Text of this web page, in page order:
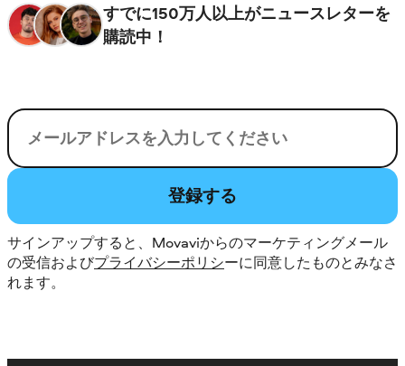
すでに150万人以上がニュースレターを
購読中！
電子メール
登録する
サインアップすると、Movaviからのマーケティングメール
の受信およびプライバシーポリシーに同意したものとみなさ
れます。